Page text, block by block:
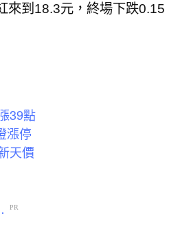
來到18.3元，終場下跌0.15
39點
漲停
天價